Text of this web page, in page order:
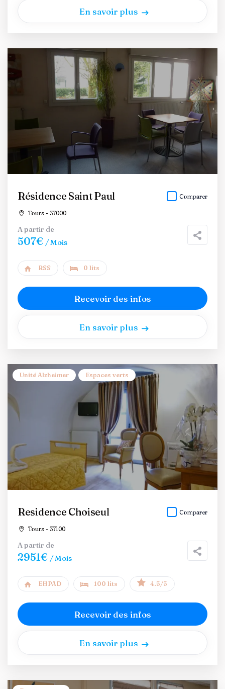
En savoir plus
Résidence Saint Paul
Tours - 37000
Comparer
A partir de
507€ / Mois
RSS 0 lits
Recevoir des infos
En savoir plus
Unité Alzheimer Espaces verts
Residence Choiseul
Tours - 37100
Comparer
A partir de
2951€ / Mois
EHPAD 100 lits 4.5/5
Recevoir des infos
En savoir plus